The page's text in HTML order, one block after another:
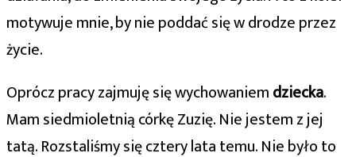
motywuje mnie, by nie poddać się w drodze przez
życie.
Oprócz pracy zajmuję się wychowaniemdziecka.
Mam siedmioletnią córkę Zuzię. Nie jestem z jej
tatą. Rozstaliśmy się cztery lata temu. Nie było to